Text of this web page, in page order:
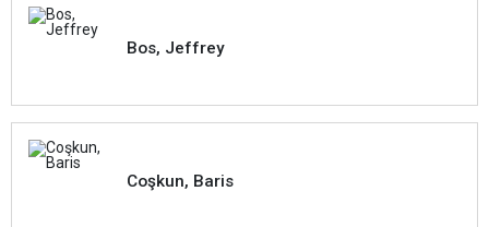
Bos, Jeffrey
Coşkun, Baris